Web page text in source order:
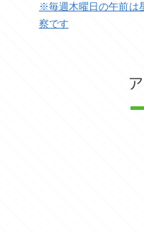
※毎週木曜日の午前は
察です